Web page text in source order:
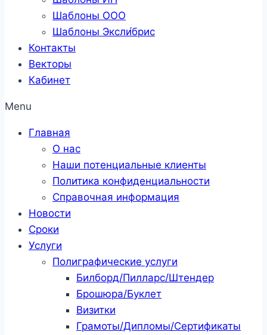
Шаблоны ООО
Шаблоны Эксли́брис
Контакты
Векторы
Кабинет
Menu
Главная
О нас
Наши потенциальные клиенты
Политика конфиденциальности
Справочная информация
Новости
Сроки
Услуги
Полиграфические услуги
Билборд/Пилларс/Штендер
Брошюра/Буклет
Визитки
Грамоты/Дипломы/Сертификаты